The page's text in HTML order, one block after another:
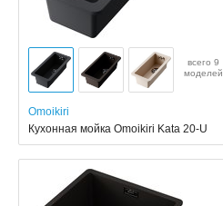
всего 9
моделей
Omoikiri
Кухонная мойка Omoikiri Kata 20-U